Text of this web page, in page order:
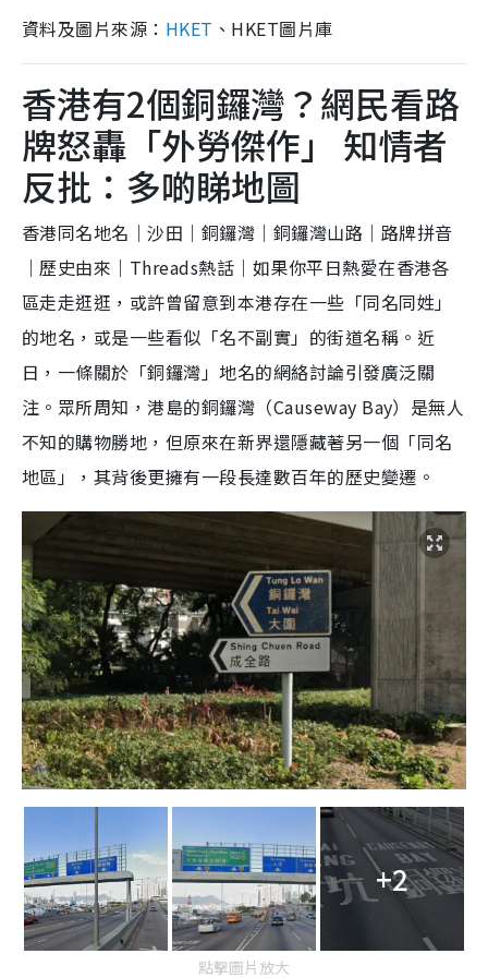
資料及圖片來源： HKET 、HKET圖片庫
香港有2個銅鑼灣？網民看路
牌怒轟「外勞傑作」 知情者
反批：多啲睇地圖
香港同名地名｜沙田｜銅鑼灣｜銅鑼灣山路｜路牌拼音
｜歷史由來｜Threads熱話｜如果你平日熱愛在香港各
區走走逛逛，或許曾留意到本港存在一些「同名同姓」
的地名，或是一些看似「名不副實」的街道名稱。近
日，一條關於「銅鑼灣」地名的網絡討論引發廣泛關
注。眾所周知，港島的銅鑼灣（Causeway Bay）是無人
不知的購物勝地，但原來在新界還隱藏著另一個「同名
地區」，其背後更擁有一段長達數百年的歷史變遷。
+2
點擊圖片放大